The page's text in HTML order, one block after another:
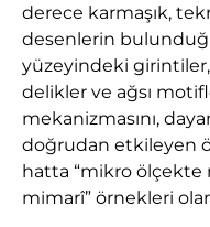
derece karmaşık,
desenlerin
yüzeyindeki girintiler,
delikler ve ağsı
mekanizmasını,
doğrudan etkileyen
hatta “mikro ölçekte
mimarî” örnekleri